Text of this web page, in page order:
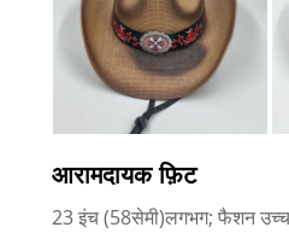
आरामदायक फ़िट
23 इंच (58सेमी)लगभग; फैशन उच्च